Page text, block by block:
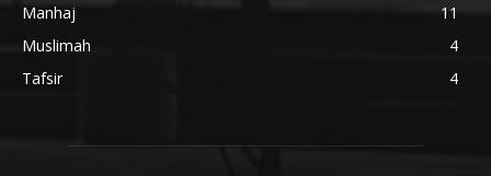
Manhaj
11
Muslimah
4
Tafsir
4